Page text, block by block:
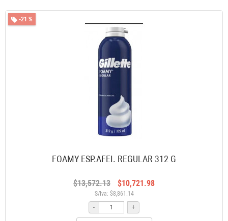
-21 %
FOAMY ESP.AFEI. REGULAR 312 G
$13,572.13 $10,721.98
S/Iva: $8,861.14
-
+